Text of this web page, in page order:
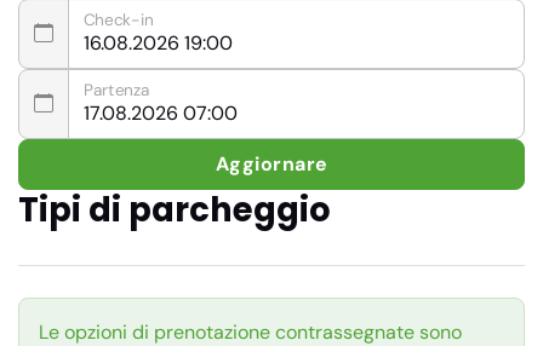
Check-in
Partenza
Aggiornare
Tipi di parcheggio
Le opzioni di prenotazione contrassegnate sono